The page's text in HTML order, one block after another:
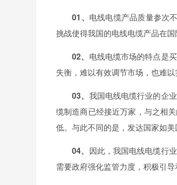
01、 电线电缆产品质量参次
挑战使得我国的电线电缆产品在
02、 电线电缆市场的特点是
失衡，难以有效调节市场，也难以
03、 我国电线电缆行业的企
缆制造商已经接近万家，与之相
低。与此不同的是，发达国家如
04、 因此，我国电线电缆行
需要政府强化监管力度，积极引